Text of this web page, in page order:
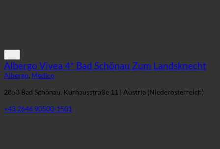
Albergo Vivea 4* Bad Schönau Zum Landsknecht
Albergo, Medico
2853 Bad Schönau, Kurhausstraße 11 | Austria (Niederösterreich)
+43 2646 90500-1501